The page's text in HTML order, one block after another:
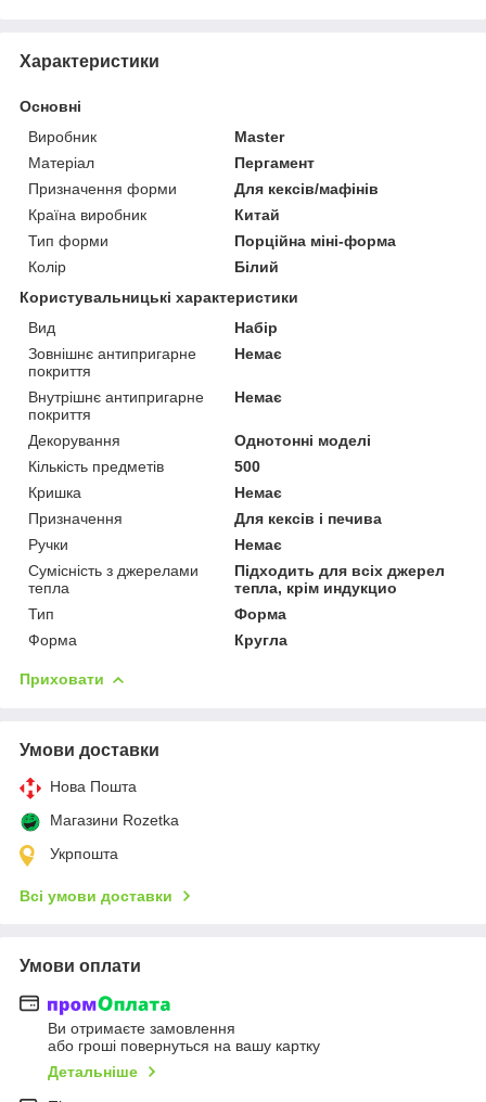
Характеристики
Основні
Виробник
Master
Матеріал
Пергамент
Призначення форми
Для кексів/мафінів
Країна виробник
Китай
Тип форми
Порційна міні-форма
Колір
Білий
Користувальницькі характеристики
Вид
Набір
Зовнішнє антипригарне
покриття
Немає
Внутрішнє антипригарне
покриття
Немає
Декорування
Однотонні моделі
Кількість предметів
500
Кришка
Немає
Призначення
Для кексів і печива
Ручки
Немає
Сумісність з джерелами
тепла
Підходить для всіх джерел
тепла, крім индукцио
Тип
Форма
Форма
Кругла
Приховати
Умови доставки
Нова Пошта
Магазини Rozetka
Укрпошта
Всі умови доставки
Умови оплати
Ви отримаєте замовлення
або гроші повернуться на вашу картку
Детальніше